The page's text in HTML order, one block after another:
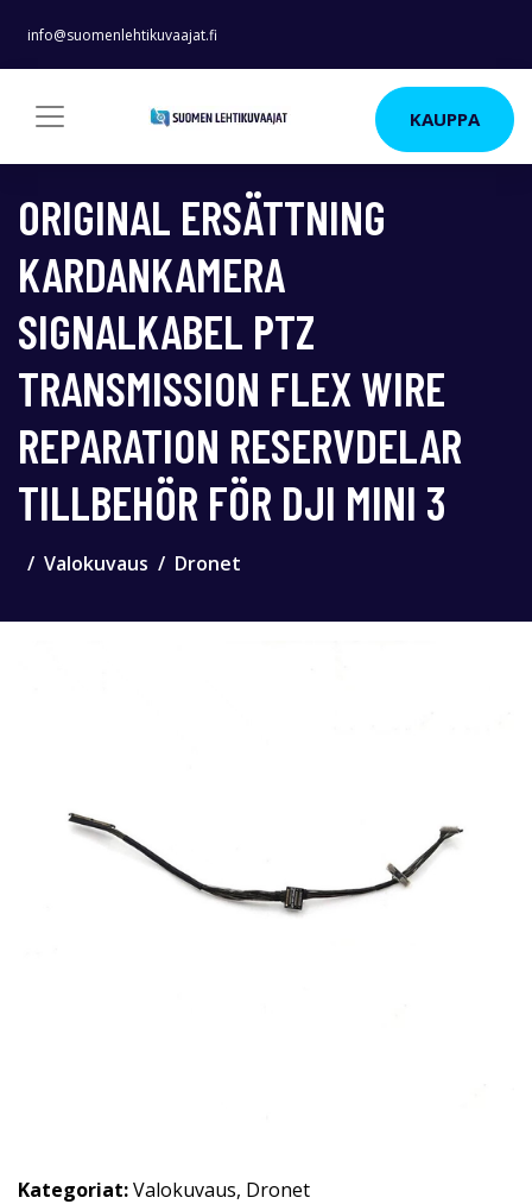
info@suomenlehtikuvaajat.fi
KAUPPA
ORIGINAL ERSÄTTNING
KARDANKAMERA
SIGNALKABEL PTZ
TRANSMISSION FLEX WIRE
REPARATION RESERVDELAR
TILLBEHÖR FÖR DJI MINI 3
Valokuvaus Dronet
Kategoriat:Valokuvaus, Dronet